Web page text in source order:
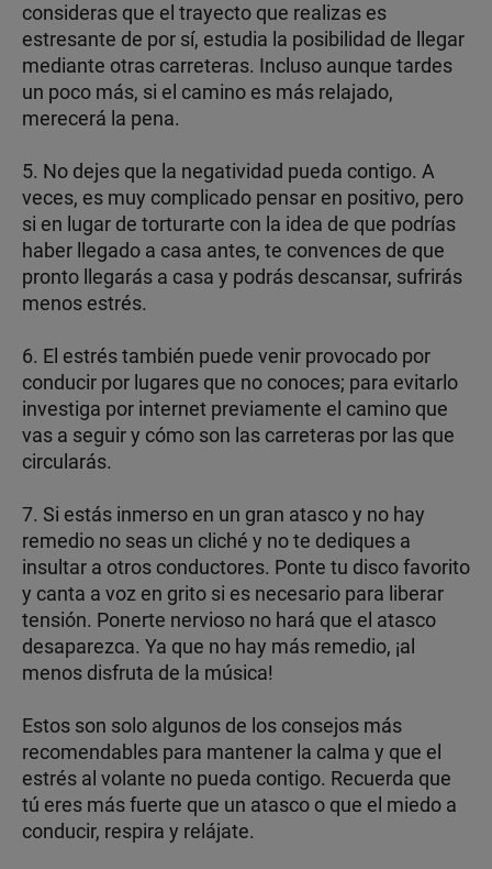
consideras que el trayecto que realizas es
estresante de por sí, estudia la posibilidad de llegar
mediante otras carreteras. Incluso aunque tardes
un poco más, si el camino es más relajado,
merecerá la pena.
5. No dejes que la negatividad pueda contigo. A
veces, es muy complicado pensar en positivo, pero
si en lugar de torturarte con la idea de que podrías
haber llegado a casa antes, te convences de que
pronto llegarás a casa y podrás descansar, sufrirás
menos estrés.
6. El estrés también puede venir provocado por
conducir por lugares que no conoces; para evitarlo
investiga por internet previamente el camino que
vas a seguir y cómo son las carreteras por las que
circularás.
7. Si estás inmerso en un gran atasco y no hay
remedio no seas un cliché y no te dediques a
insultar a otros conductores. Ponte tu disco favorito
y canta a voz en grito si es necesario para liberar
tensión. Ponerte nervioso no hará que el atasco
desaparezca. Ya que no hay más remedio, ¡al
menos disfruta de la música!
Estos son solo algunos de los consejos más
recomendables para mantener la calma y que el
estrés al volante no pueda contigo. Recuerda que
tú eres más fuerte que un atasco o que el miedo a
conducir, respira y relájate.